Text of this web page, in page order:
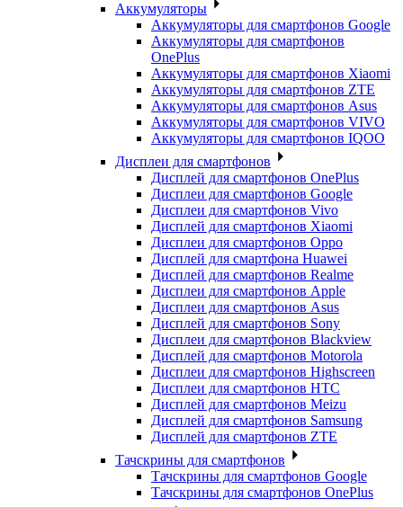
Аккумуляторы
Аккумуляторы для смартфонов Google
Аккумуляторы для смартфонов
OnePlus
Аккумуляторы для смартфонов Xiaomi
Аккумуляторы для смартфонов ZTE
Аккумуляторы для cмартфонов Asus
Аккумуляторы для смартфонов VIVO
Аккумуляторы для смартфонов IQOO
Дисплеи для смартфонов
Дисплей для смартфонов OnePlus
Дисплеи для смартфонов Google
Дисплеи для смартфонов Vivo
Дисплей для смартфонов Xiaomi
Дисплеи для смартфонов Oppo
Дисплей для смартфона Huawei
Дисплей для смартфонов Realme
Дисплеи для смартфонов Apple
Дисплеи для смартфонов Asus
Дисплей для смартфонов Sony
Дисплеи для смартфонов Blackview
Дисплей для смартфонов Motorola
Дисплеи для смартфонов Highscreen
Дисплеи для смартфонов HTC
Дисплей для смартфонов Meizu
Дисплей для смартфонов Samsung
Дисплей для смартфонов ZTE
Тачскрины для смартфонов
Тачскрины для смартфонов Google
Тачскрины для смартфонов OnePlus